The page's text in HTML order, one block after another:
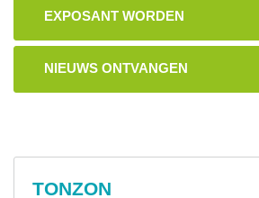
EXPOSANT WORDEN
NIEUWS ONTVANGEN
TONZON